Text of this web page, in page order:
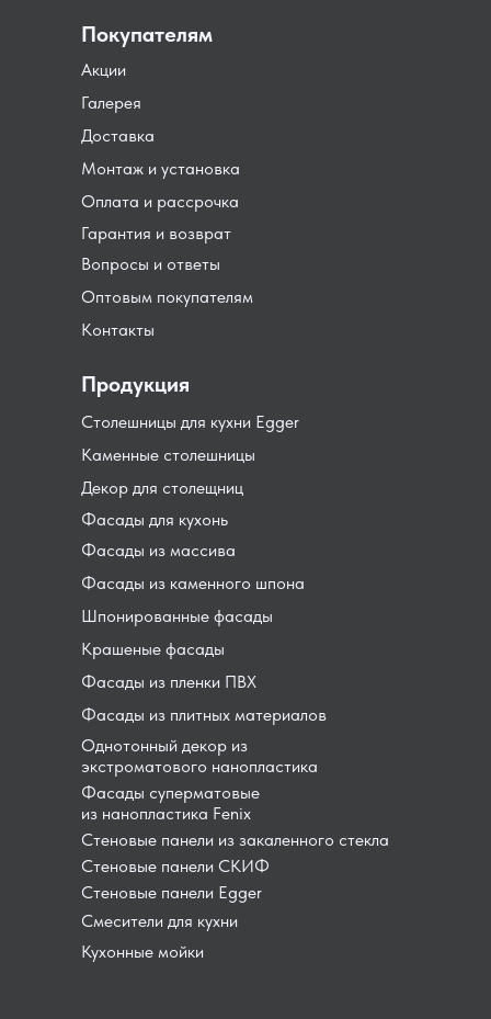
Стеновые панели из закаленного стекла
Гарантия и возврат
Монтаж и установка
Доставка
Оплата и рассрочка
Оптовым покупателям
Контакты
Вопросы и ответы
Фасады для кухонь
Каменные столешницы
Столешницы для кухни Egger
Декор для столещниц
Шпонированные фасады
Фасады из массива
Фасады из каменного шпона
Крашеные фасады
Фасады из пленки ПВХ
Фасады из плитных материалов
Однотонный декор из
экстроматового нанопластика
Фасады суперматовые
из нанопластика Fenix
Стеновые панели СКИФ
Стеновые панели Egger
Кухонные мойки
Акции
Галерея
Покупателям
Продукция
Смесители для кухни